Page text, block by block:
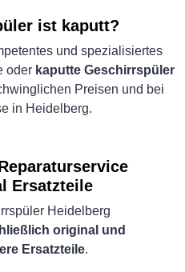
ist kaputt?
und spezialisiertes
oder kaputte Geschirrspüler
Preisen und bei
in Heidelberg.
Ersatzteile
Heidelberg
original und
Ersatzteile.